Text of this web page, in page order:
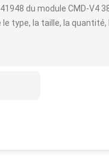
du module CMD-V4
type, la taille, la quantité,